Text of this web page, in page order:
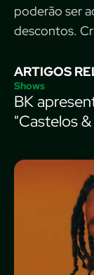
poderão ser
descontos.
ARTIGOS
Shows
BK
"Castelos